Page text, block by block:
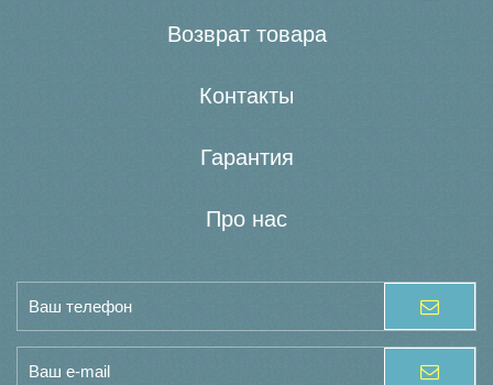
Возврат товара
Контакты
Гарантия
Про нас